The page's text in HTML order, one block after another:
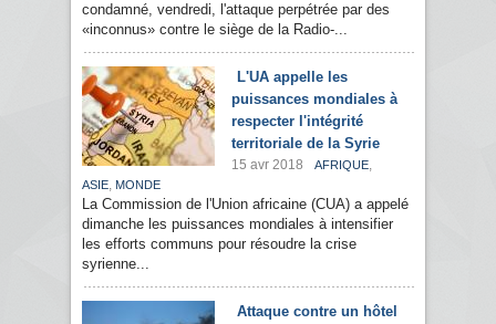
condamné, vendredi, l'attaque perpétrée par des
«inconnus» contre le siège de la Radio-...
L'UA appelle les
puissances mondiales à
respecter l'intégrité
territoriale de la Syrie
15 avr 2018 AFRIQUE,
ASIE, MONDE
La Commission de l'Union africaine (CUA) a appelé
dimanche les puissances mondiales à intensifier
les efforts communs pour résoudre la crise
syrienne...
Attaque contre un hôtel